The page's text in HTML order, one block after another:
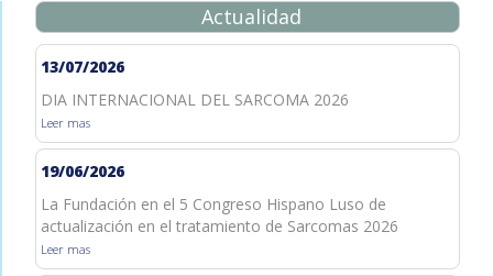
Actualidad
13/07/2026
DIA INTERNACIONAL DEL SARCOMA 2026
Leer mas
19/06/2026
La Fundación en el 5 Congreso Hispano Luso de
actualización en el tratamiento de Sarcomas 2026
Leer mas